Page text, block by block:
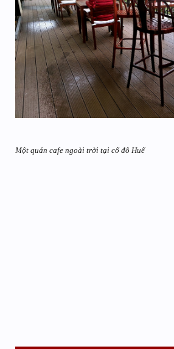
Một quán cafe ngoài trời tại cố đô Huế